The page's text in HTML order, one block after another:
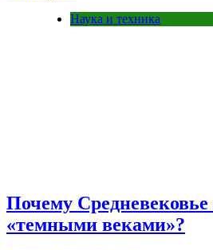
Наука и техника
Почему
«темными веками»?